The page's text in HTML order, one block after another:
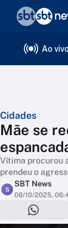
Ao
Cidades
Mãe se
Vítima procurou
prendeu o
S
SBT News
08/10/2025,
❮voltar